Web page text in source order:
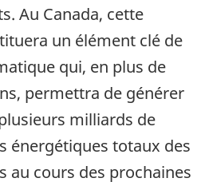
Au Canada, cette
un élément clé de
qui, en plus de
permettra de générer
milliards de
énergétiques totaux des
au cours des prochaines